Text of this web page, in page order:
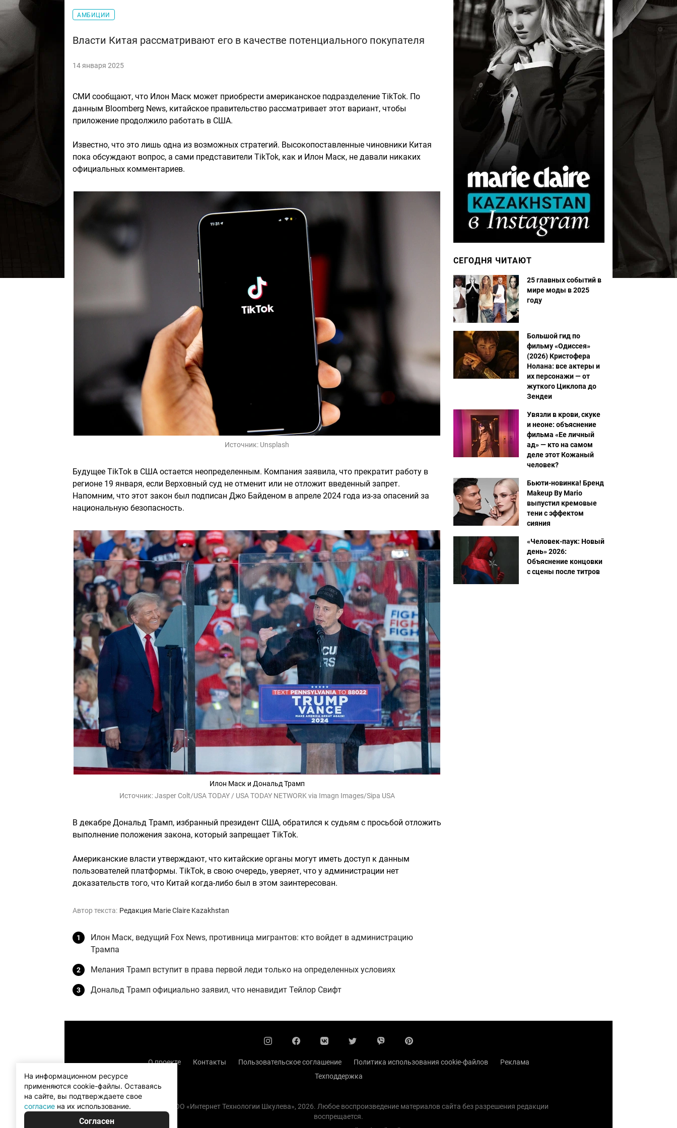
АМБИЦИИ
Власти Китая рассматривают его в качестве потенциального покупателя
14 января 2025
СМИ сообщают, что Илон Маск может приобрести американское подразделение TikTok. По
данным Bloomberg News, китайское правительство рассматривает этот вариант, чтобы
приложение продолжило работать в США.
Известно, что это лишь одна из возможных стратегий. Высокопоставленные чиновники Китая
пока обсуждают вопрос, а сами представители TikTok, как и Илон Маск, не давали никаких
официальных комментариев.
Источник: Unsplash
Будущее TikTok в США остается неопределенным. Компания заявила, что прекратит работу в
регионе 19 января, если Верховный суд не отменит или не отложит введенный запрет.
Напомним, что этот закон был подписан Джо Байденом в апреле 2024 года из-за опасений за
национальную безопасность.
Илон Маск и Дональд Трамп
Источник:Jasper Colt/USA TODAY / USA TODAY NETWORK via Imagn Images/Sipa USA
В декабре Дональд Трамп, избранный президент США, обратился к судьям с просьбой отложить
выполнение положения закона, который запрещает TikTok.
Американские власти утверждают, что китайские органы могут иметь доступ к данным
пользователей платформы. TikTok, в свою очередь, уверяет, что у администрации нет
доказательств того, что Китай когда-либо был в этом заинтересован.
Автор текста: Редакция Marie Claire Kazakhstan
Илон Маск, ведущий Fox News, противница мигрантов: кто войдет в администрацию
Трампа
Мелания Трамп вступит в права первой леди только на определенных условиях
Дональд Трамп официально заявил, что ненавидит Тейлор Свифт
СЕГОДНЯ ЧИТАЮТ
25 главных событий в
мире моды в 2025
году
Большой гид по
фильму «Одиссея»
(2026) Кристофера
Нолана: все актеры и
их персонажи — от
жуткого Циклопа до
Зендеи
Увязли в крови, скуке
и неоне: объяснение
фильма «Ее личный
ад» — кто на самом
деле этот Кожаный
человек?
Бьюти-новинка! Бренд
Makeup By Mario
выпустил кремовые
тени с эффектом
сияния
«Человек-паук: Новый
день» 2026:
Объяснение концовки
с сцены после титров
О проекте Контакты Пользовательское соглашение Политика использования cookie-файлов
Реклама
Техподдержка
Copyright (с) TOO «Интернет Технологии Шкулева», 2026. Любое воспроизведение материалов сайта без разрешения редакции
воспрещается.
На информационном ресурсе
применяются cookie-файлы. Оставаясь
на сайте, вы подтверждаете свое
согласие на их использование.
Согласен